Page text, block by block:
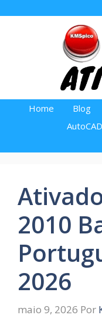
Home Blog
AutoCAD
2010
2026
maio 9, 2026 Por